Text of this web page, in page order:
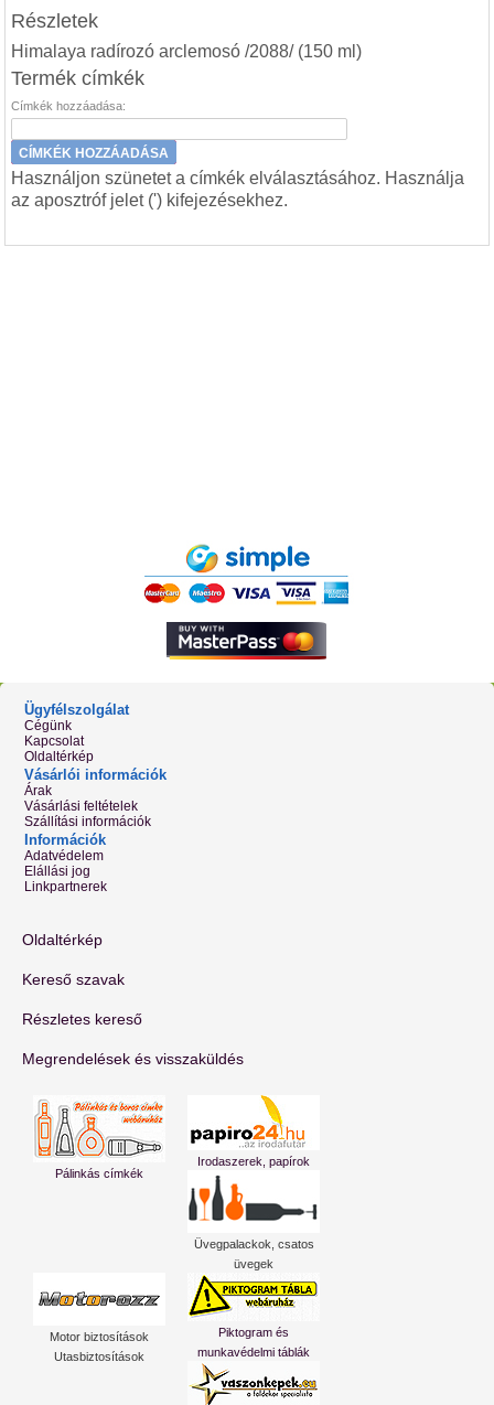
Részletek
Himalaya radírozó arclemosó /2088/ (150 ml)
Termék címkék
Címkék hozzáadása:
CÍMKÉK HOZZÁADÁSA
Használjon szünetet a címkék elválasztásához. Használja
az aposztróf jelet (') kifejezésekhez.
Ügyfélszolgálat
Cégünk
Kapcsolat
Oldaltérkép
Vásárlói információk
Árak
Vásárlási feltételek
Szállítási információk
Információk
Adatvédelem
Elállási jog
Linkpartnerek
Oldaltérkép
Kereső szavak
Részletes kereső
Megrendelések és visszaküldés
Pálinkás címkék
Irodaszerek, papírok
Üvegpalackok, csatos
üvegek
Motor biztosítások
Utasbiztosítások
Piktogram és
munkavédelmi táblák